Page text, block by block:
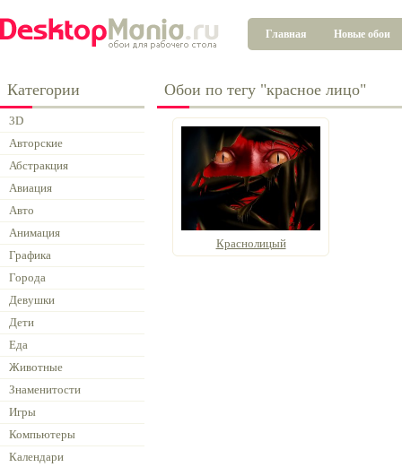
Главная Новые обои
Категории
3D
Авторские
Абстракция
Авиация
Авто
Анимация
Графика
Города
Девушки
Дети
Еда
Животные
Знаменитости
Игры
Компьютеры
Календари
Обои по тегу "красное лицо"
Краснолицый